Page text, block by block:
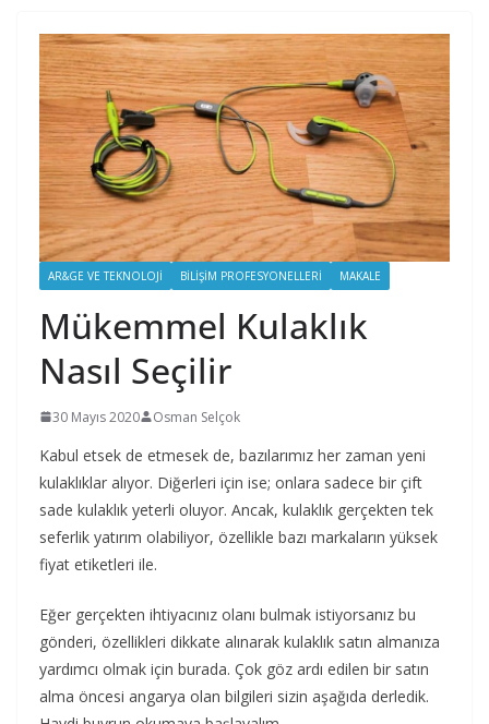
AR&GE VE TEKNOLOJI BILIŞIM PROFESYONELLERI MAKALE
Mükemmel Kulaklık
Nasıl Seçilir
30 Mayıs 2020 Osman Selçok
Kabul etsek de etmesek de, bazılarımız her zaman yeni
kulaklıklar alıyor. Diğerleri için ise; onlara sadece bir çift
sade kulaklık yeterli oluyor. Ancak, kulaklık gerçekten tek
seferlik yatırım olabiliyor, özellikle bazı markaların yüksek
fiyat etiketleri ile.
Eğer gerçekten ihtiyacınız olanı bulmak istiyorsanız bu
gönderi, özellikleri dikkate alınarak kulaklık satın almanıza
yardımcı olmak için burada. Çok göz ardı edilen bir satın
alma öncesi angarya olan bilgileri sizin aşağıda derledik.